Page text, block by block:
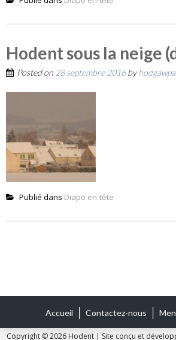
Hodent sous la neige
Posted on 28 septembre 2016by
Publié dans Diapo en-tête
Accueil Contactez-nous
Copyright © 2026 Hodent | Site conçu et